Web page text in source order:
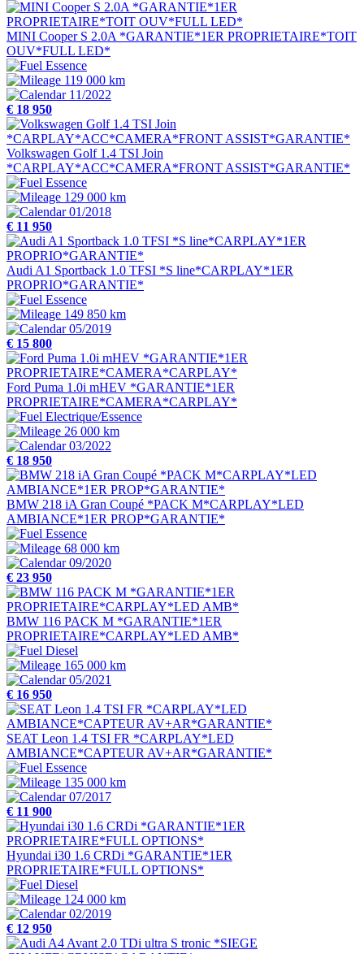
MINI Cooper S 2.0A *GARANTIE*1ER PROPRIETAIRE*TOIT
OUV*FULL LED*
Essence
119 000 km
11/2022
€ 18 950
Volkswagen Golf 1.4 TSI Join
*CARPLAY*ACC*CAMERA*FRONT ASSIST*GARANTIE*
Essence
129 000 km
01/2018
€ 11 950
Audi A1 Sportback 1.0 TFSI *S line*CARPLAY*1ER
PROPRIO*GARANTIE*
Essence
149 850 km
05/2019
€ 15 800
Ford Puma 1.0i mHEV *GARANTIE*1ER
PROPRIETAIRE*CAMERA*CARPLAY*
Electrique/Essence
26 000 km
03/2022
€ 18 950
BMW 218 iA Gran Coupé *PACK M*CARPLAY*LED
AMBIANCE*1ER PROP*GARANTIE*
Essence
68 000 km
09/2020
€ 23 950
BMW 116 PACK M *GARANTIE*1ER
PROPRIETAIRE*CARPLAY*LED AMB*
Diesel
165 000 km
05/2021
€ 16 950
SEAT Leon 1.4 TSI FR *CARPLAY*LED
AMBIANCE*CAPTEUR AV+AR*GARANTIE*
Essence
135 000 km
07/2017
€ 11 900
Hyundai i30 1.6 CRDi *GARANTIE*1ER
PROPRIETAIRE*FULL OPTIONS*
Diesel
124 000 km
02/2019
€ 12 950